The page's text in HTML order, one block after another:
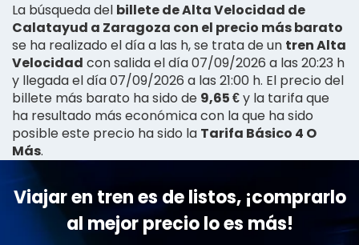
La búsqueda del billete de Alta Velocidad de
Calatayud a Zaragoza con el precio más barato
se ha realizado el día a las h, se trata de un tren Alta
Velocidad con salida el día 07/09/2026 a las 20:23 h
y llegada el día 07/09/2026 a las 21:00 h. El precio del
billete más barato ha sido de 9,65 €y la tarifa que
ha resultado más económica con la que ha sido
posible este precio ha sido la Tarifa Básico 4 O
Más.
Viajar en tren es de listos, ¡comprarlo
al mejor precio lo es más!